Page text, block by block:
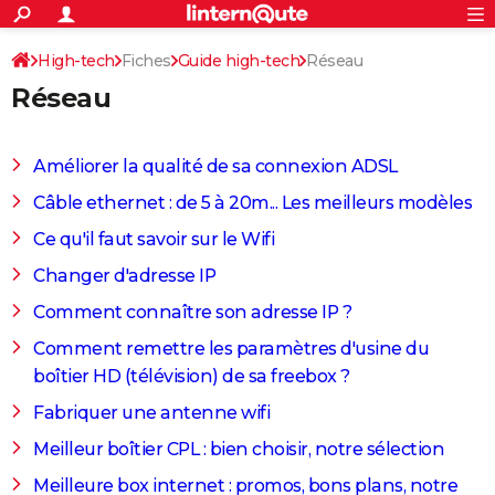
ACTUALITÉS
Politique
Société
Faits Divers
Education
Monde
Villes
+
SPORT
Coupe du monde 2026
Football
Tennis
Cyclisme
Rugby
Forum
Programme TV
TNTStreaming
Cinéma
Sorties cinéma
Musique
FINANCE
Retraite
Impôts
Epargne
Immobilier
Risques naturels par ville
Banque
Assurance
Crédit
AUTO
Essais
Réserver un essai
Citadines
Berlines
SUV
Forum auto
+ HIGH-TECH
Meilleur smartphone
Ordinateurs
Jeux vidéo
Guide high-tech
WEEK-END
Guides de France
Escapades
Patrimoine
Expositions
Musées
Week-end nature
LIFESTYLE
Art de vivre
Modes de vie
VOYAGE
S'inscrire
Connexion
High-tech Fiches Guide high-tech Réseau
Réseau
Améliorer la qualité de sa connexion ADSL
Câble ethernet : de 5 à 20m... Les meilleurs modèles
Ce qu'il faut savoir sur le Wifi
Changer d'adresse IP
Comment connaître son adresse IP ?
Comment remettre les paramètres d'usine du
boîtier HD (télévision) de sa freebox ?
Fabriquer une antenne wifi
Meilleur boîtier CPL : bien choisir, notre sélection
Meilleure box internet : promos, bons plans, notre